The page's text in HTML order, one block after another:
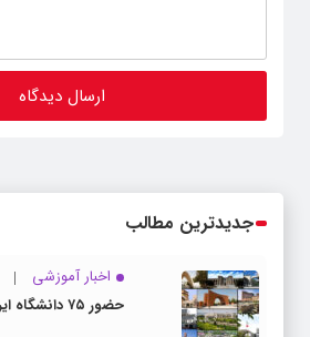
جدیدترین مطالب
اخبار آموزشی
حضور ۷۵ دانشگاه ایرانی در تایمز ۲۰۲۷